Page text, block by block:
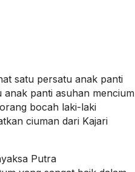
satu persatu anak panti
panti asuhan mencium
bocah laki-laki
ciuman dari Kajari
Putra